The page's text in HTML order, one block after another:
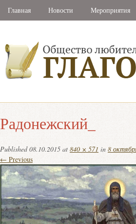
Главная Новости Мероприятия
Радонежский_
Published08.10.2015 at 840 × 571 in 8
← Previous